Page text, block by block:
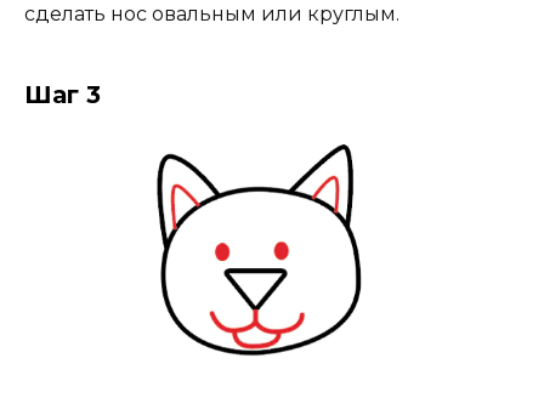
сделать нос овальным или круглым.
Шаг 3